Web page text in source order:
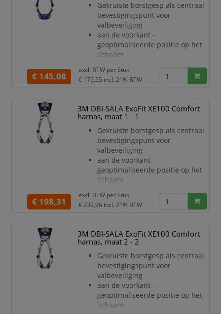
schoudervullingen zijn
ontworpen als een juk om
ongemakkelijk schuren in de nek
te verminderen
Met geïntegreerde pSRL-tunnel
kunt u
Gekruiste borstgesp als centraal
bevestigingspunt voor
valbeveiliging
aan de voorkant -
geoptimaliseerde positie op het
lichaam
een snelle, veilige en
comfortabele
Optionele comfort padding
verkrijgbaar als accessoire (apart
bestellen). Optionele
schoudervullingen zijn
ontworpen als een juk om
ongemakkelijk schuren in de nek
te verminderen
Met geïntegreerde pSRL-tunnel
kunt u
€ 145,08
excl. BTW per Stuk
€ 175,55 incl. 21% BTW
3M DBI-SALA ExoFit XE100 Comfort
harnas, maat 1 - 1
Gekruiste borstgesp als centraal
bevestigingspunt voor
valbeveiliging
aan de voorkant -
geoptimaliseerde positie op het
lichaam
een snelle, veilige en
comfortabele
Comfort padding met
toegevoegde luchtkanalen en
Scotchlite
reflecterend materiaal.
Schoudervullingen in jukvorm
verminderen
ongemakkelijk schuren in de nek
Met geïntegreerde pSRL-tunnel
kunt u snel en eenvoudig pers
€ 198,31
excl. BTW per Stuk
€ 239,96 incl. 21% BTW
3M DBI-SALA ExoFit XE100 Comfort
harnas, maat 2 - 2
Gekruiste borstgesp als centraal
bevestigingspunt voor
valbeveiliging
aan de voorkant -
geoptimaliseerde positie op het
lichaam